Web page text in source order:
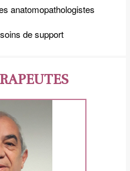
anatomopathologistes
de support